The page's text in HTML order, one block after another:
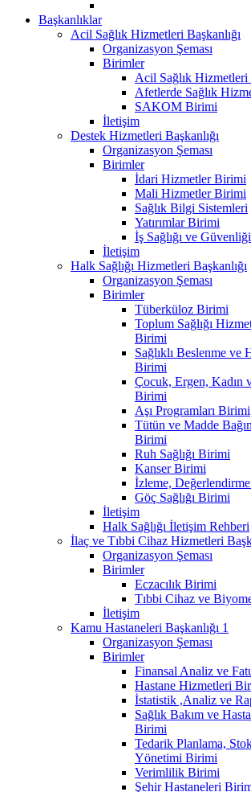
Başkanlıklar
Acil Sağlık Hizmetleri Başkanlığı
Organizasyon Şeması
Birimler
Acil Sağlık
Afetlerde Sağlık
SAKOM Birimi
İletişim
Destek Hizmetleri Başkanlığı
Organizasyon Şeması
Birimler
İdari Hizmetler Birimi
Mali Hizmetler Birimi
Sağlık Bilgi Sistemleri
Yatırımlar Birimi
İş Sağlığı ve
İletişim
Halk Sağlığı Hizmetleri Başkanlığı
Organizasyon Şeması
Birimler
Tüberküloz Birimi
Toplum Sağlığı
Birimi
Sağlıklı Beslenme ve
Birimi
Çocuk, Ergen, Kadın
Birimi
Aşı Programları Birimi
Tütün ve Madde
Birimi
Ruh Sağlığı Birimi
Kanser Birimi
İzleme,
Göç Sağlığı Birimi
İletişim
Halk Sağlığı İletişim Rehberi
İlaç ve Tıbbi Cihaz Hizmetleri
Organizasyon Şeması
Birimler
Eczacılık Birimi
Tıbbi Cihaz ve
İletişim
Kamu Hastaneleri Başkanlığı 1
Organizasyon Şeması
Birimler
Finansal Analiz ve
Hastane Hizmetleri
İstatistik ,Analiz ve
Sağlık Bakım ve
Birimi
Tedarik Planlama,
Yönetimi Birimi
Verimlilik Birimi
Şehir Hastaneleri